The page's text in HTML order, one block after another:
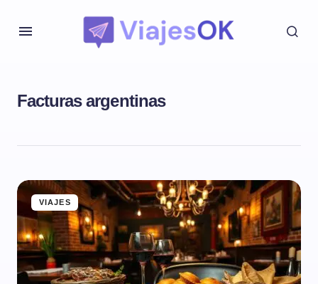
Facturas argentinas
VIAJES